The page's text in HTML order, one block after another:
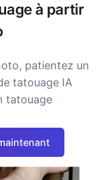
à partir
patientez un
tatouage IA
tatouage